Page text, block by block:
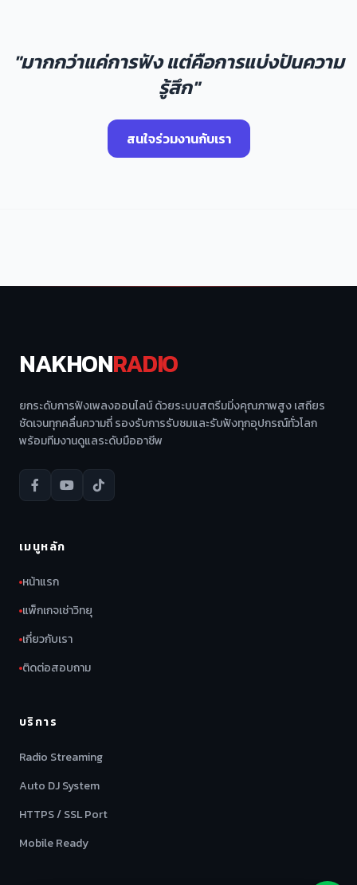
"มากกว่าแค่การฟัง แต่คือการแบ่งปันความ
รู้สึก"
สนใจร่วมงานกับเรา
NAKHONRADIO
ยกระดับการฟังเพลงออนไลน์ ด้วยระบบสตรีมมิ่งคุณภาพสูง เสถียร
ชัดเจนทุกคลื่นความถี่ รองรับการรับชมและรับฟังทุกอุปกรณ์ทั่วโลก
พร้อมทีมงานดูแลระดับมืออาชีพ
เมนูหลัก
หน้าแรก
แพ็กเกจเช่าวิทยุ
เกี่ยวกับเรา
ติดต่อสอบถาม
บริการ
Radio Streaming
Auto DJ System
HTTPS / SSL Port
Mobile Ready